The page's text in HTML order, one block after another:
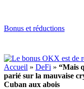
Bonus et réductions
Accueil » DeFi » “Mais
parié sur la mauvaise
Cuban aux abois